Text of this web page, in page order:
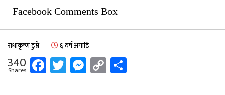
Facebook Comments Box
राधाकृष्ण डुम्रे ६ वर्ष अगाडि
340
Shares Facebook
Twitter
Messenger
Copy
Link